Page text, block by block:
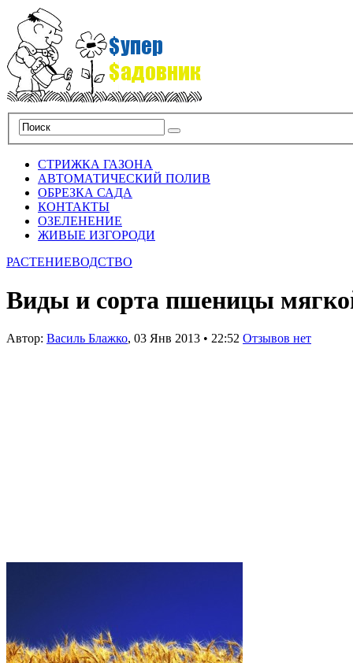
СТРИЖКА ГАЗОНА
АВТОМАТИЧЕСКИЙ ПОЛИВ
ОБРЕЗКА САДА
КОНТАКТЫ
ОЗЕЛЕНЕНИЕ
ЖИВЫЕ ИЗГОРОДИ
РАСТЕНИЕВОДСТВО
Виды и сорта пшеницы
Автор: Василь Блажко, 03 Янв 2013 • 22:52 Отзывов нет